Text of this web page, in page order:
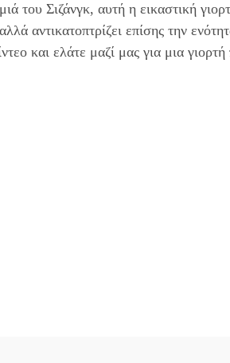
του Σιζάνγκ, αυτή η εικαστική
αντικατοπτρίζει επίσης την
και ελάτε μαζί μας για μια